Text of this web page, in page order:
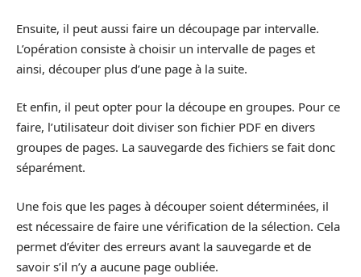
Ensuite, il peut aussi faire un découpage par intervalle.
L’opération consiste à choisir un intervalle de pages et
ainsi, découper plus d’une page à la suite.
Et enfin, il peut opter pour la découpe en groupes. Pour ce
faire, l’utilisateur doit diviser son fichier PDF en divers
groupes de pages. La sauvegarde des fichiers se fait donc
séparément.
Une fois que les pages à découper soient déterminées, il
est nécessaire de faire une vérification de la sélection. Cela
permet d’éviter des erreurs avant la sauvegarde et de
savoir s’il n’y a aucune page oubliée.